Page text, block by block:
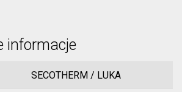
informacje
SECOTHERM / LUKA